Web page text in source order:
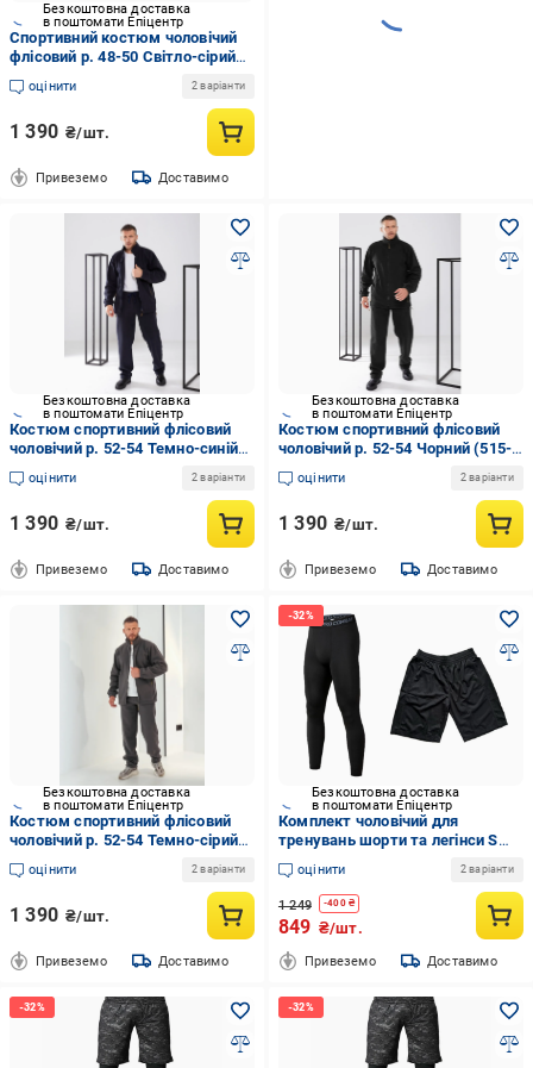
Безкоштовна доставка
в поштомати Епіцентр
Спортивний костюм чоловічий
флісовий р. 48-50 Світло-сірий
(515-свср48/50)
оцінити 2 варіанти
1 390 ₴/шт.
Привеземо Доставимо
Безкоштовна доставка
в поштомати Епіцентр
Костюм спортивний флісовий
чоловічий р. 52-54 Темно-синій
(515-сн52/54)
оцінити 2 варіанти
1 390 ₴/шт.
Привеземо Доставимо
Безкоштовна доставка
в поштомати Епіцентр
Костюм спортивний флісовий
чоловічий р. 52-54 Чорний (515-
ч52/54)
оцінити 2 варіанти
1 390 ₴/шт.
Привеземо Доставимо
Безкоштовна доставка
в поштомати Епіцентр
Костюм спортивний флісовий
чоловічий р. 52-54 Темно-сірий
(515-тс52/54)
оцінити 2 варіанти
1 390 ₴/шт.
Привеземо Доставимо
Безкоштовна доставка
в поштомати Епіцентр
Комплект чоловічий для
тренувань шорти та легінси S
(1717721001)
оцінити 2 варіанти
1 249 -400₴
849 ₴/шт.
Привеземо Доставимо